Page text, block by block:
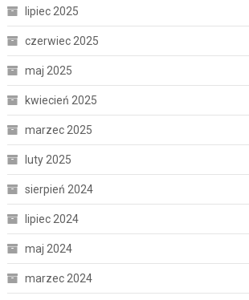
lipiec 2025
czerwiec 2025
maj 2025
kwiecień 2025
marzec 2025
luty 2025
sierpień 2024
lipiec 2024
maj 2024
marzec 2024